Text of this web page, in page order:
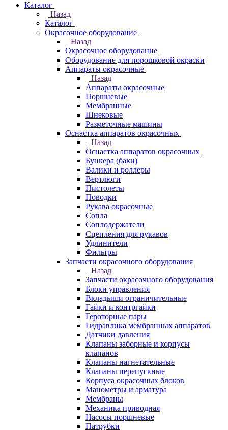
Каталог
Назад
Каталог
Окрасочное оборудование
Назад
Окрасочное оборудование
Оборудование для порошковой окраски
Аппараты окрасочные
Назад
Аппараты окрасочные
Поршневые
Мембранные
Шнековые
Разметочные машины
Оснастка аппаратов окрасочных
Назад
Оснастка аппаратов окрасочных
Бункера (баки)
Валики и роллеры
Вертлюги
Пистолеты
Поводки
Рукава окрасочные
Сопла
Соплодержатели
Сцепления для рукавов
Удлинители
Фильтры
Запчасти окрасочного оборудования
Назад
Запчасти окрасочного оборудования
Блоки управления
Вкладыши ограничительные
Гайки и контргайки
Героторные пары
Гидравлика мембранных аппаратов
Датчики давления
Клапаны заборные и корпусы
клапанов
Клапаны нагнетательные
Клапаны перепускные
Корпуса окрасочных блоков
Манометры и арматура
Мембраны
Механика приводная
Насосы поршневые
Патрубки